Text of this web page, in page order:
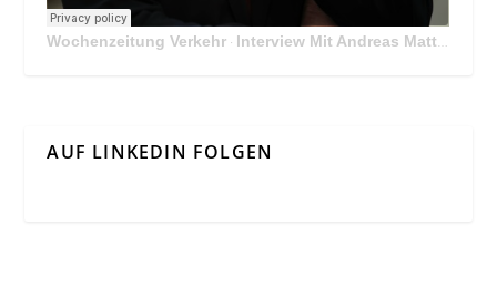
Wochenzeitung Verkehr · Interview Mit Andreas Matthä, CEO der ÖBB Holding
AUF LINKEDIN FOLGEN